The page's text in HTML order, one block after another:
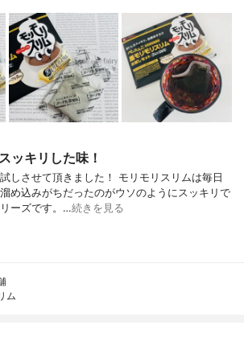
ッキリした味！
しさせて頂きました！ モリモリスリムは毎日
め込みがちだったのがウソのようにスッキリで
ーズです。…続きを見る
ム